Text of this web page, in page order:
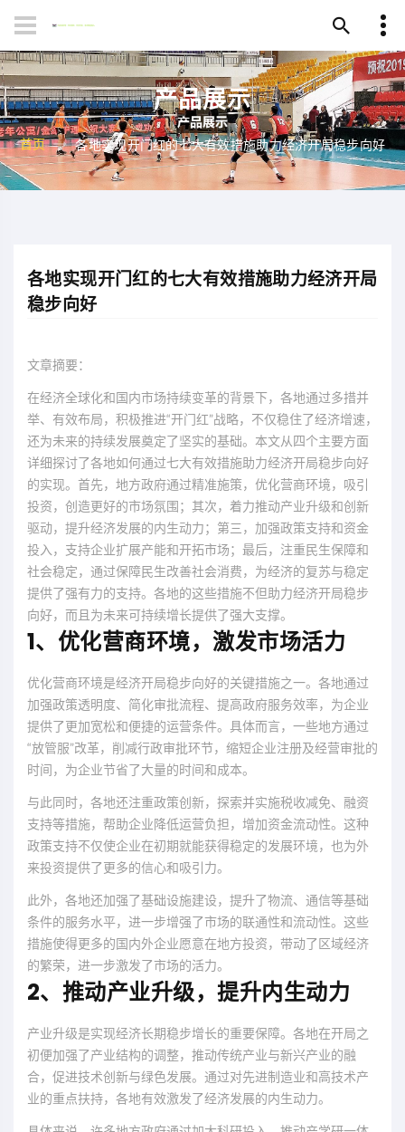
产品展示
首页 各地实现开门红的七大有效措施助力经济开局稳步向好
各地实现开门红的七大有效措施助力经济开局
稳步向好
文章摘要：
在经济全球化和国内市场持续变革的背景下，各地通过多措并
举、有效布局，积极推进“开门红”战略，不仅稳住了经济增速，
还为未来的持续发展奠定了坚实的基础。本文从四个主要方面
详细探讨了各地如何通过七大有效措施助力经济开局稳步向好
的实现。首先，地方政府通过精准施策，优化营商环境，吸引
投资，创造更好的市场氛围；其次，着力推动产业升级和创新
驱动，提升经济发展的内生动力；第三，加强政策支持和资金
投入，支持企业扩展产能和开拓市场；最后，注重民生保障和
社会稳定，通过保障民生改善社会消费，为经济的复苏与稳定
提供了强有力的支持。各地的这些措施不但助力经济开局稳步
向好，而且为未来可持续增长提供了强大支撑。
1、优化营商环境，激发市场活力
优化营商环境是经济开局稳步向好的关键措施之一。各地通过
加强政策透明度、简化审批流程、提高政府服务效率，为企业
提供了更加宽松和便捷的运营条件。具体而言，一些地方通过
“放管服”改革，削减行政审批环节，缩短企业注册及经营审批的
时间，为企业节省了大量的时间和成本。
与此同时，各地还注重政策创新，探索并实施税收减免、融资
支持等措施，帮助企业降低运营负担，增加资金流动性。这种
政策支持不仅使企业在初期就能获得稳定的发展环境，也为外
来投资提供了更多的信心和吸引力。
此外，各地还加强了基础设施建设，提升了物流、通信等基础
条件的服务水平，进一步增强了市场的联通性和流动性。这些
措施使得更多的国内外企业愿意在地方投资，带动了区域经济
的繁荣，进一步激发了市场的活力。
2、推动产业升级，提升内生动力
产业升级是实现经济长期稳步增长的重要保障。各地在开局之
初便加强了产业结构的调整，推动传统产业与新兴产业的融
合，促进技术创新与绿色发展。通过对先进制造业和高技术产
业的重点扶持，各地有效激发了经济发展的内生动力。